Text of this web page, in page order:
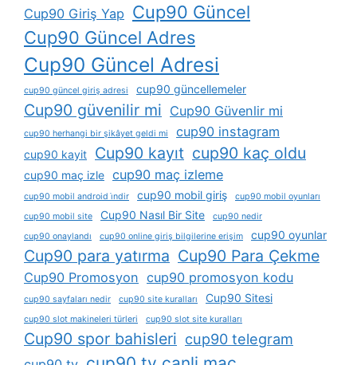
Cup90 Giriş Yap Cup90 Güncel
Cup90 Güncel Adres
Cup90 Güncel Adresi
cup90 güncel giriş adresi cup90 güncellemeler
Cup90 güvenilir mi Cup90 Güvenlir mi
cup90 herhangi bir şikâyet geldi mi cup90 instagram
cup90 kayit Cup90 kayıt cup90 kaç oldu
cup90 maç izle cup90 maç izleme
cup90 mobil android i̇ndir cup90 mobil giriş
cup90 mobil oyunları
cup90 mobil site
Cup90 Nasıl Bir Site
cup90 nedir
cup90 onaylandı
cup90 online giriş bilgilerine erişim cup90 oyunlar
Cup90 para yatırma Cup90 Para Çekme
Cup90 Promosyon cup90 promosyon kodu
cup90 sayfaları nedir cup90 site kuralları Cup90 Sitesi
cup90 slot makineleri türleri cup90 slot site kuralları
Cup90 spor bahisleri cup90 telegram